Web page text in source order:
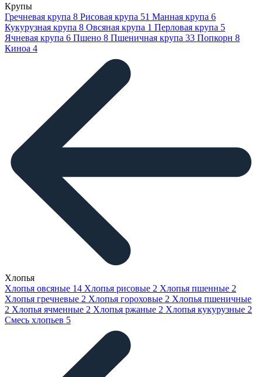
Крупы
Гречневая крупа 8 Рисовая крупа 51 Манная крупа 6
Кукурузная крупа 8 Овсяная крупа 1 Перловая крупа 5
Ячневая крупа 6 Пшено 8 Пшеничная крупа 33 Попкорн 8
Киноа 4
Хлопья
Хлопья овсяные 14 Хлопья рисовые 2 Хлопья пшенные 2
Хлопья гречневые 2 Хлопья гороховые 2 Хлопья пшеничные
2 Хлопья ячменные 2 Хлопья ржаные 2 Хлопья кукурузные 2
Смесь хлопьев 5